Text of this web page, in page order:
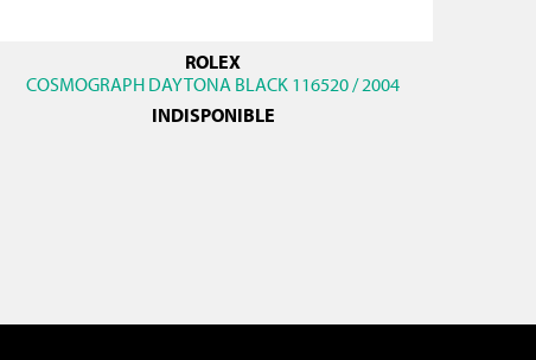
ROLEX
COSMOGRAPH DAYTONA BLACK 116520 / 2004
INDISPONIBLE